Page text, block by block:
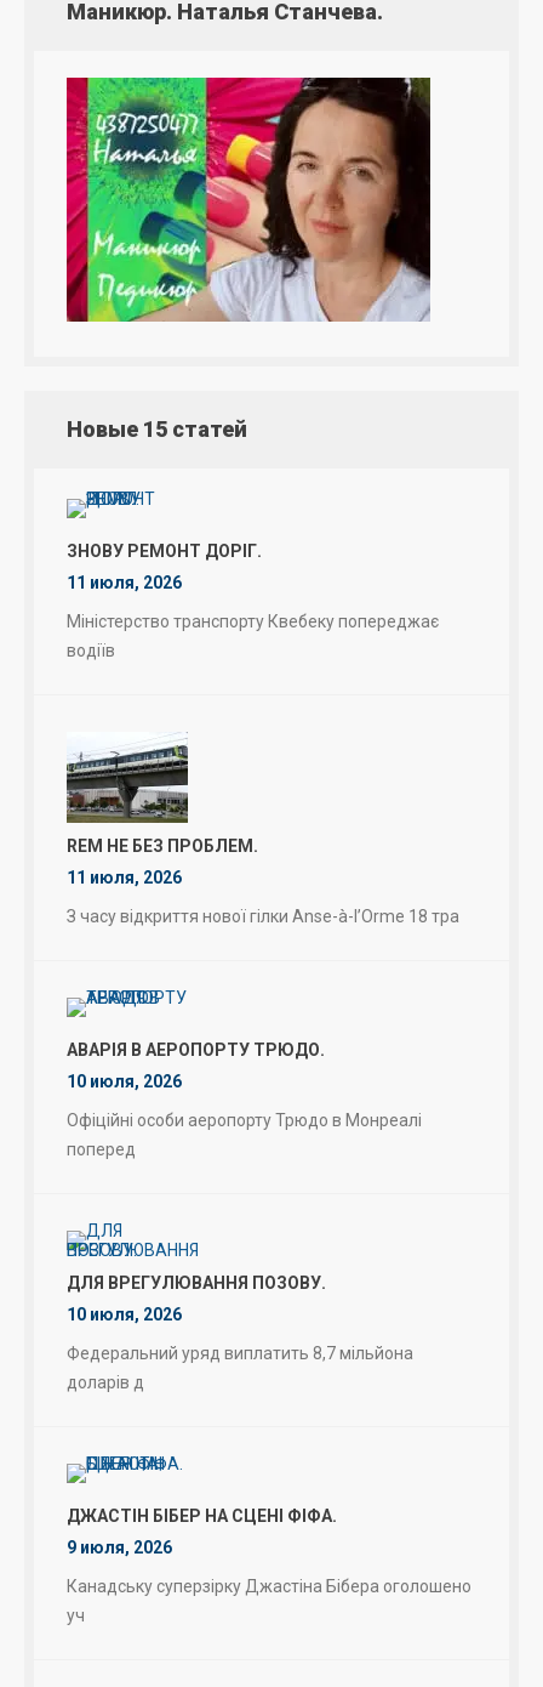
Маникюр. Наталья Станчева.
Новые 15 статей
ЗНОВУ РЕМОНТ ДОРІГ.
11 июля, 2026
Міністерство транспорту Квебеку попереджає
водіїв
REM НЕ БЕЗ ПРОБЛЕМ.
11 июля, 2026
З часу відкриття нової гілки Anse-à-l’Orme 18 тра
АВАРІЯ В АЕРОПОРТУ ТРЮДО.
10 июля, 2026
Офіційні особи аеропорту Трюдо в Монреалі
поперед
ДЛЯ ВРЕГУЛЮВАННЯ ПОЗОВУ.
10 июля, 2026
Федеральний уряд виплатить 8,7 мільйона
доларів д
ДЖАСТІН БІБЕР НА СЦЕНІ ФІФА.
9 июля, 2026
Канадську суперзірку Джастіна Бібера оголошено
уч